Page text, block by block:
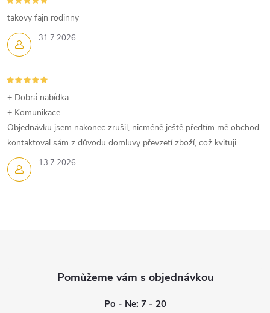
31.7.2026
takovy fajn rodinny
13.7.2026
+ Dobrá nabídka
+ Komunikace
Objednávku jsem nakonec zrušil, nicméně ještě předtím mě obchod
kontaktoval sám z důvodu domluvy převzetí zboží, což kvituji.